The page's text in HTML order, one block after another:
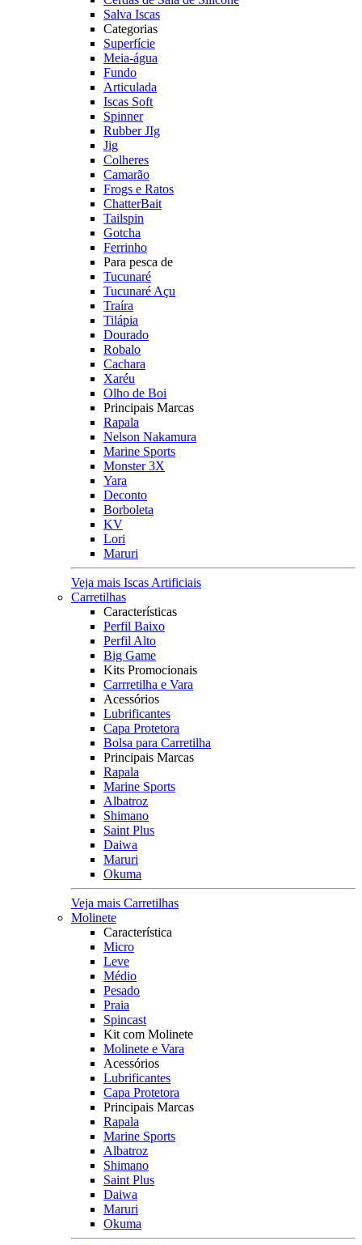
Salva Iscas
Categorias
Superfície
Meia-água
Fundo
Articulada
Iscas Soft
Spinner
Rubber JIg
Jig
Colheres
Camarão
Frogs e Ratos
ChatterBait
Tailspin
Gotcha
Ferrinho
Para pesca de
Tucunaré
Tucunaré Açu
Traíra
Tilápia
Dourado
Robalo
Cachara
Xaréu
Olho de Boi
Principais Marcas
Rapala
Nelson Nakamura
Marine Sports
Monster 3X
Yara
Deconto
Borboleta
KV
Lori
Maruri
Veja mais Iscas Artificiais
Carretilhas
Características
Perfil Baixo
Perfil Alto
Big Game
Kits Promocionais
Carrretilha e Vara
Acessórios
Lubrificantes
Capa Protetora
Bolsa para Carretilha
Principais Marcas
Rapala
Marine Sports
Albatroz
Shimano
Saint Plus
Daiwa
Maruri
Okuma
Veja mais Carretilhas
Molinete
Característica
Micro
Leve
Médio
Pesado
Praia
Spincast
Kit com Molinete
Molinete e Vara
Acessórios
Lubrificantes
Capa Protetora
Principais Marcas
Rapala
Marine Sports
Albatroz
Shimano
Saint Plus
Daiwa
Maruri
Okuma